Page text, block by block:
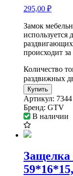
295,00 ₽
Замок
используется
происходит
Количество
раздвижных
Купить
Артикул: 7344
Бренд: GTV
В наличии
Защелка